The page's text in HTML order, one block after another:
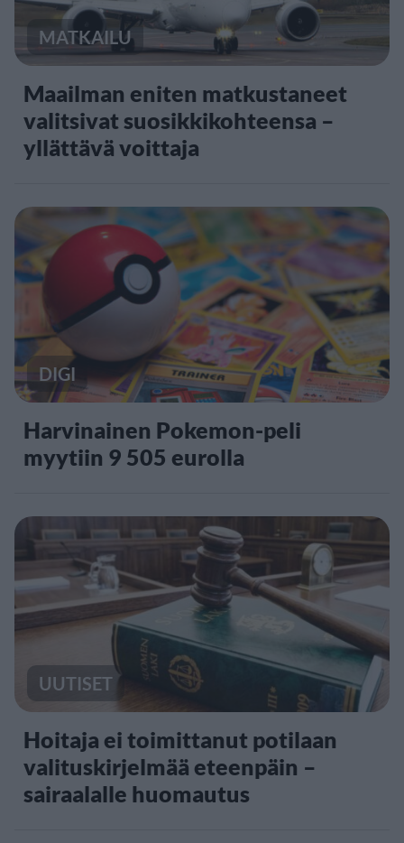
MATKAILU
Maailman eniten matkustaneet
valitsivat suosikkikohteensa –
yllättävä voittaja
DIGI
Harvinainen Pokemon-peli
myytiin 9 505 eurolla
UUTISET
Hoitaja ei toimittanut potilaan
valituskirjelmää eteenpäin –
sairaalalle huomautus